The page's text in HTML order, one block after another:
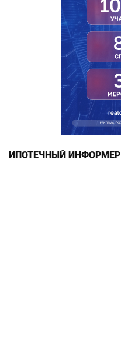
ИПОТЕЧНЫЙ ИНФОРМЕР